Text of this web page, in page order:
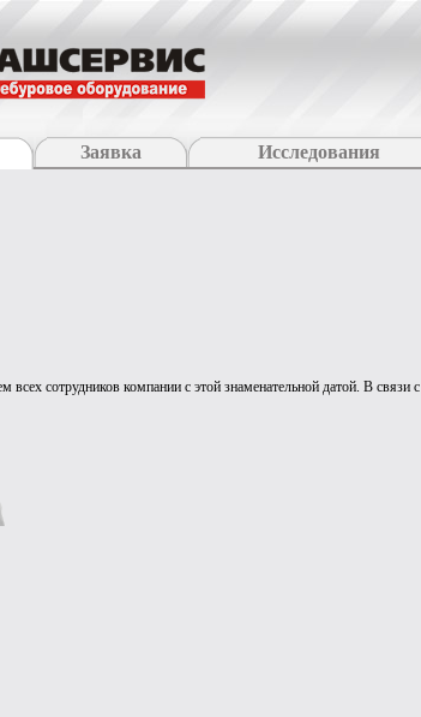
Заявка Исследования
сотрудников компании с этой знаменательной датой. В связи с